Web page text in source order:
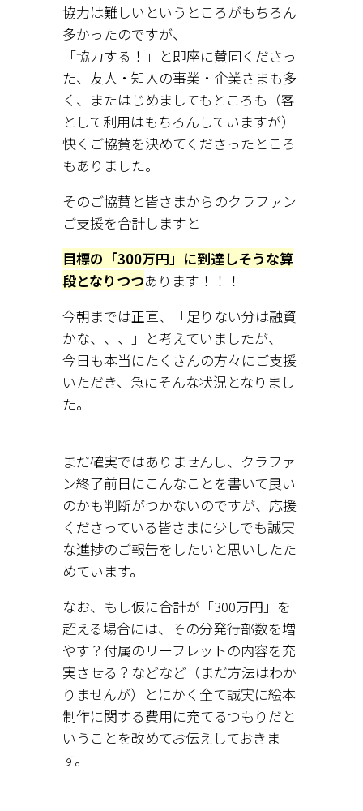
協力は難しいというところがもちろん
多かったのですが、
「協力する！」と即座に賛同くださっ
た、友人・知人の事業・企業さまも多
く、またはじめましてもところも（客
として利用はもちろんしていますが）
快くご協賛を決めてくださったところ
もありました。
そのご協賛と皆さまからのクラファン
ご支援を合計しますと
目標の「300万円」に到達しそうな算
段となりつつあります！！！
今朝までは正直、「足りない分は融資
かな、、、」と考えていましたが、
今日も本当にたくさんの方々にご支援
いただき、急にそんな状況となりまし
た。
まだ確実ではありませんし、クラファ
ン終了前日にこんなことを書いて良い
のかも判断がつかないのですが、応援
くださっている皆さまに少しでも誠実
な進捗のご報告をしたいと思いしたた
めています。
なお、もし仮に合計が「300万円」を
超える場合には、その分発行部数を増
やす？付属のリーフレットの内容を充
実させる？などなど（まだ方法はわか
りませんが）とにかく全て誠実に絵本
制作に関する費用に充てるつもりだと
いうことを改めてお伝えしておきま
す。